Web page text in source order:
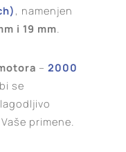
, namenjen
i 19 mm
– 2000
se
primene.